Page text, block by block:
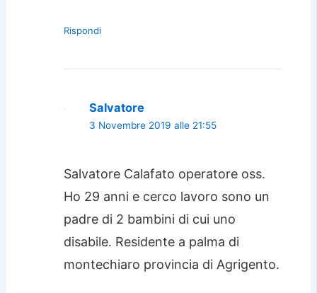
Rispondi
Salvatore
3 Novembre 2019 alle 21:55
Salvatore Calafato operatore oss.
Ho 29 anni e cerco lavoro sono un
padre di 2 bambini di cui uno
disabile. Residente a palma di
montechiaro provincia di Agrigento.